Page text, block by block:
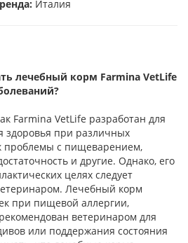
Италия
лечебный корм Farmina VetLife
Farmina VetLife разработан для
здоровья при различных
проблемы с пищеварением,
и другие. Однако, его
целях следует
Лечебный корм
при пищевой аллергии,
ветеринаром для
или поддержания состояния